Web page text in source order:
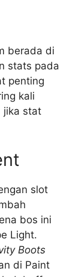
berada di
stats pada
penting
kali
jika stat
slot
bos ini
Light.
Boots
di Paint